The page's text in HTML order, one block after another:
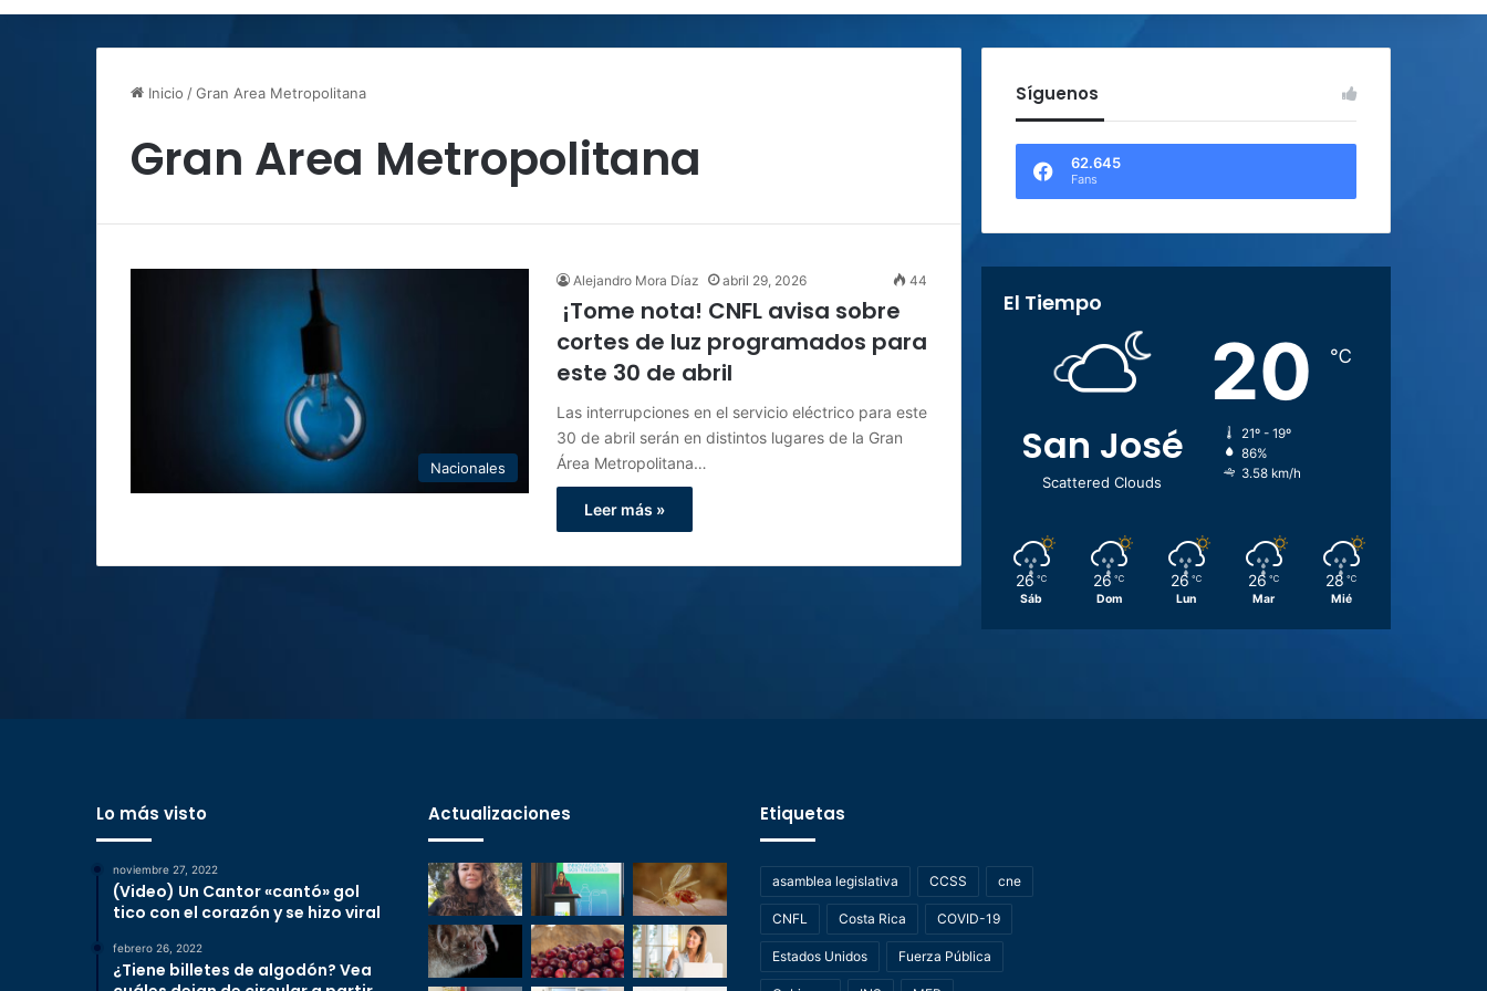
Inicio /Gran Area Metropolitana
Gran Area Metropolitana
Nacionales
Alejandro Mora Díaz abril 29, 2026 44
¡Tome nota! CNFL avisa sobre
cortes de luz programados para
este 30 de abril
Las interrupciones en el servicio eléctrico para este
30 de abril serán en distintos lugares de la Gran
Área Metropolitana…
Leer más »
Síguenos
62.645
Fans
El Tiempo
San José
Scattered Clouds
20 ℃
21º - 19º
86%
3.58 km/h
26 ℃
Sáb
26 ℃
Dom
26 ℃
Lun
26 ℃
Mar
28 ℃
Mié
Lo más visto
noviembre 27, 2022
(Video) Un Cantor «cantó» gol
tico con el corazón y se hizo viral
febrero 26, 2022
¿Tiene billetes de algodón? Vea
Actualizaciones Etiquetas
asamblea legislativa CCSS cne
CNFL Costa Rica COVID-19
Estados Unidos Fuerza Pública